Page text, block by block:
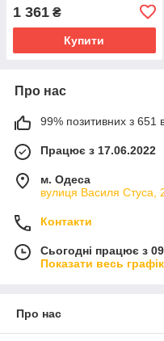
1 361 ₴
Купити
Про нас
99% позитивних з 651
Працює з 17.06.2022
м. Одеса
вулиця Василя Стуса,
Контакти
Сьогодні працює з
Показати весь
Про нас